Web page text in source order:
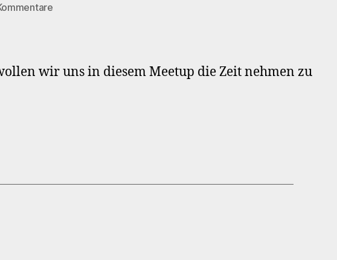
zu
Stuttgart
–
wir uns in diesem Meetup die Zeit nehmen zu